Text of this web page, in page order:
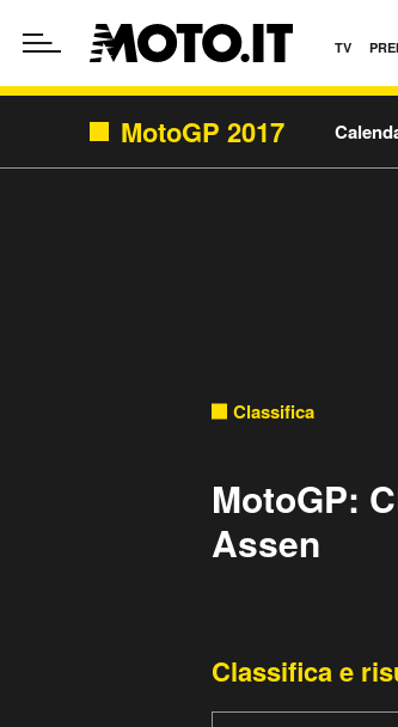
TV
MotoGP 2017
Classifica
MotoGP:
Assen
Classifica e